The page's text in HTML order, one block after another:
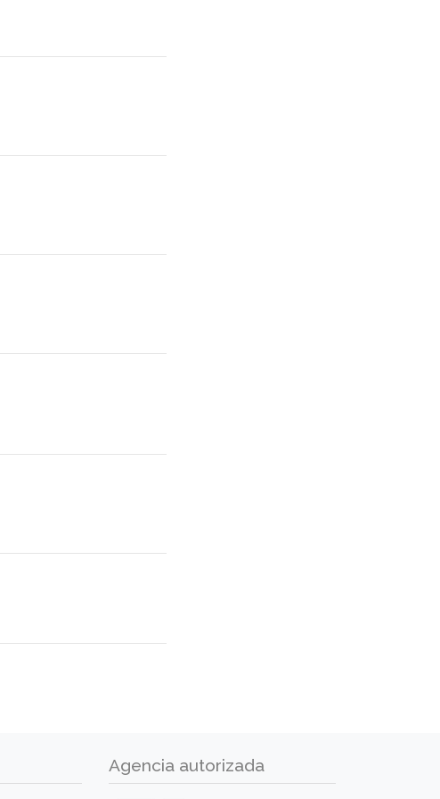
Agencia autorizada